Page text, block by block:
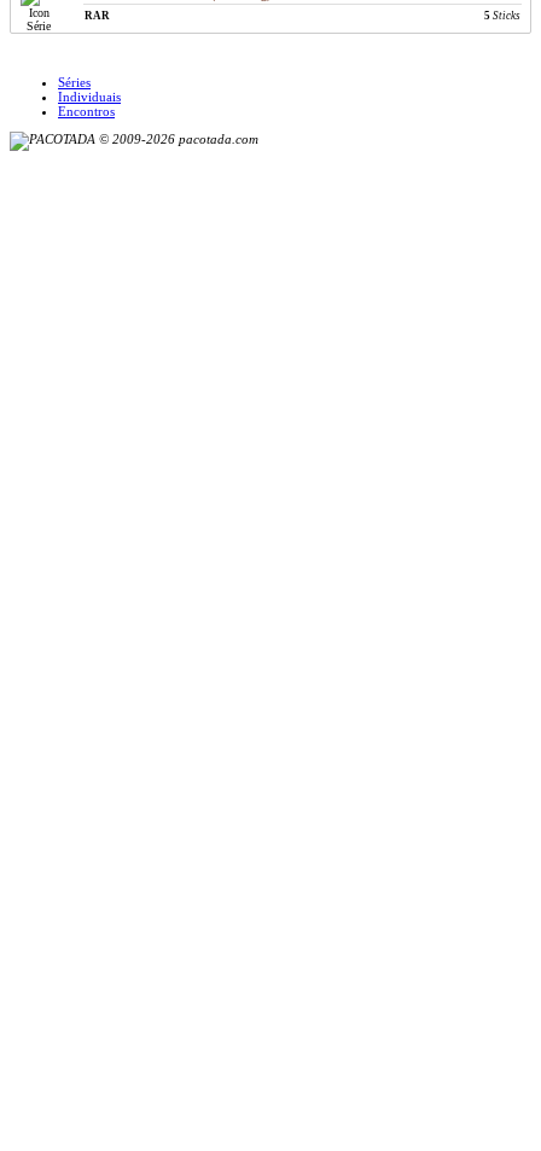
RAR 5 Sticks
Séries
Individuais
Encontros
© 2009-2026 pacotada.com